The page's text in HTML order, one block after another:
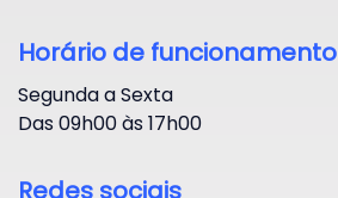
Horário de funcionamento
Segunda a Sexta
Das 09h00 às 17h00
Redes sociais